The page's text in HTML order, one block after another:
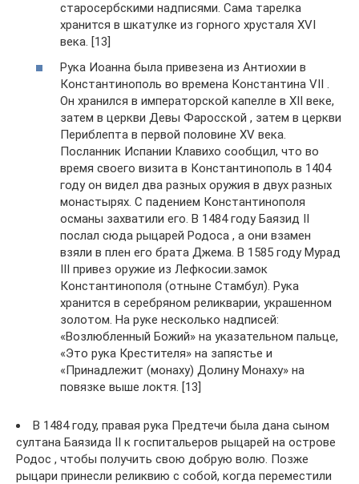
старосербскими надписями. Сама тарелка
хранится в шкатулке из горного хрусталя XVI
века. [13]
Рука Иоанна была привезена из Антиохии в
Константинополь во времена Константина VII .
Он хранился в императорской капелле в XII веке,
затем в церкви Девы Фаросской , затем в церкви
Периблепта в первой половине XV века.
Посланник Испании Клавихо сообщил, что во
время своего визита в Константинополь в 1404
году он видел два разных оружия в двух разных
монастырях. С падением Константинополя
османы захватили его. В 1484 году Баязид II
послал сюда рыцарей Родоса , а они взамен
взяли в плен его брата Джема. В 1585 году Мурад
III привез оружие из Лефкосии.замок
Константинополя (отныне Стамбул). Рука
хранится в серебряном реликварии, украшенном
золотом. На руке несколько надписей:
«Возлюбленный Божий» на указательном пальце,
«Это рука Крестителя» на запястье и
«Принадлежит (монаху) Долину Монаху» на
повязке выше локтя. [13]
В 1484 году, правая рука Предтечи была дана сыном
султана Баязида II к госпитальеров рыцарей на острове
Родос , чтобы получить свою добрую волю. Позже
рыцари принесли реликвию с собой, когда переместили